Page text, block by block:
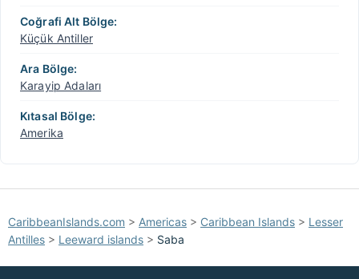
Coğrafi Alt Bölge:
Küçük Antiller
Ara Bölge:
Karayip Adaları
Kıtasal Bölge:
Amerika
CaribbeanIslands.com > Americas > Caribbean Islands > Lesser
Antilles > Leeward islands > Saba